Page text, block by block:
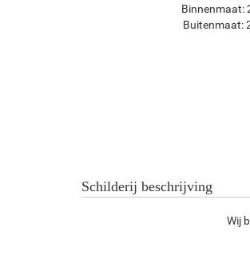
Binnenmaat:
Buitenmaat:
Schilderij beschrijving
Wij